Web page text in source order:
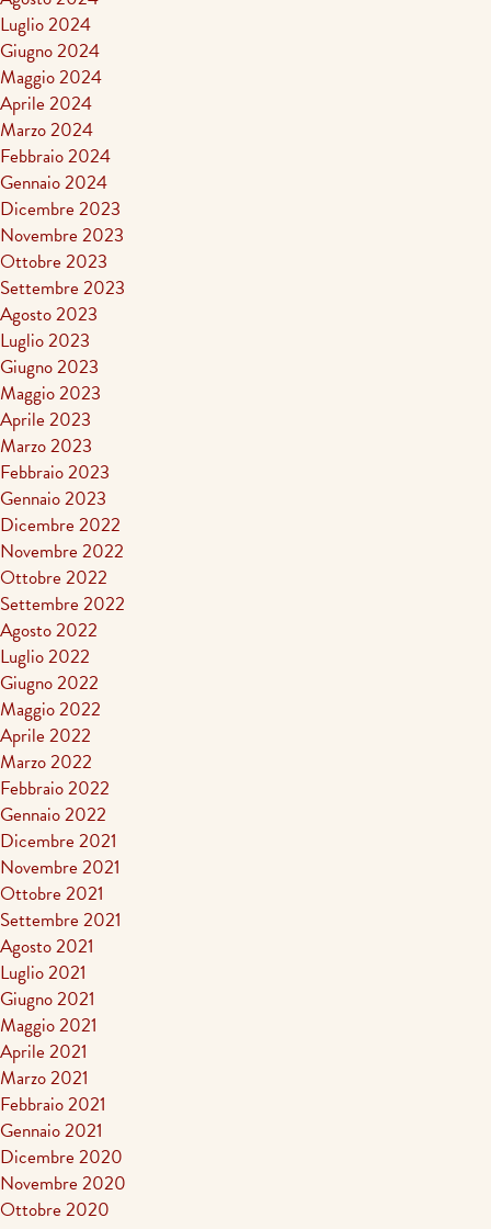
Luglio 2024
Giugno 2024
Maggio 2024
Aprile 2024
Marzo 2024
Febbraio 2024
Gennaio 2024
Dicembre 2023
Novembre 2023
Ottobre 2023
Settembre 2023
Agosto 2023
Luglio 2023
Giugno 2023
Maggio 2023
Aprile 2023
Marzo 2023
Febbraio 2023
Gennaio 2023
Dicembre 2022
Novembre 2022
Ottobre 2022
Settembre 2022
Agosto 2022
Luglio 2022
Giugno 2022
Maggio 2022
Aprile 2022
Marzo 2022
Febbraio 2022
Gennaio 2022
Dicembre 2021
Novembre 2021
Ottobre 2021
Settembre 2021
Agosto 2021
Luglio 2021
Giugno 2021
Maggio 2021
Aprile 2021
Marzo 2021
Febbraio 2021
Gennaio 2021
Dicembre 2020
Novembre 2020
Ottobre 2020